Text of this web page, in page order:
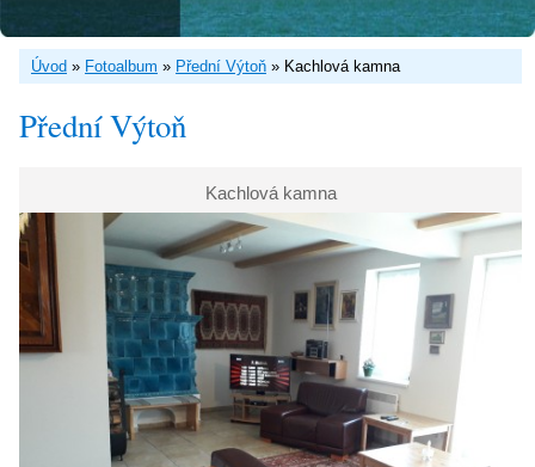
Úvod » Fotoalbum » Přední Výtoň » Kachlová kamna
Přední Výtoň
Kachlová kamna